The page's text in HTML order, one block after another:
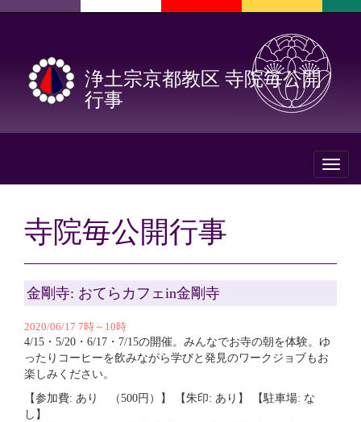
浄土宗京都教区 寺院毎公開
行事
Toggle
寺院毎公開行事
金剛寺: おてらカフェin金剛寺
2020/06/17 7時～10時
4/15・5/20・6/17・7/15の開催。みんなでお寺の朝を体験。ゆ
ったりコーヒーを飲みながら学びと発見のワークジョブもお
楽しみください。
【参加費: あり （500円）】 【朱印: あり】 【駐車場: な
し】